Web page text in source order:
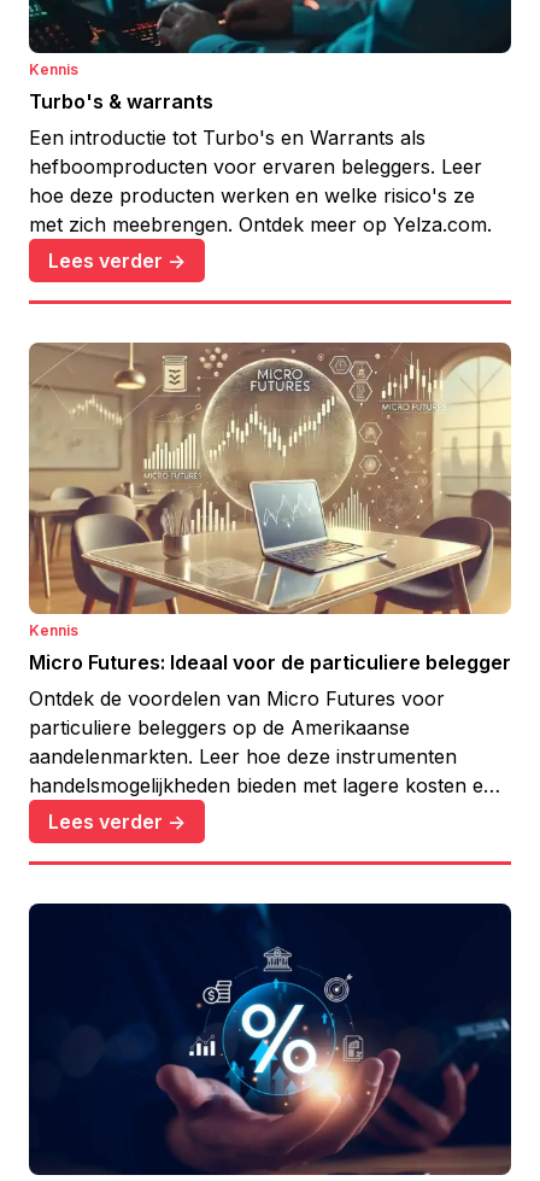
Kennis
Turbo's & warrants
Een introductie tot Turbo's en Warrants als
hefboomproducten voor ervaren beleggers. Leer
hoe deze producten werken en welke risico's ze
met zich meebrengen. Ontdek meer op Yelza.com.
Lees verder ->
Kennis
Micro Futures: Ideaal voor de particuliere belegger
Ontdek de voordelen van Micro Futures voor
particuliere beleggers op de Amerikaanse
aandelenmarkten. Leer hoe deze instrumenten
handelsmogelijkheden bieden met lagere kosten en
risico's.
Lees verder ->